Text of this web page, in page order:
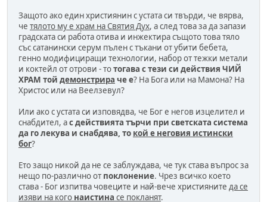
Защото ако един християнин с устата си твърди, че вярва,
че тялото му е храм на Святия Дух, а след това за да запази
градската си работа отива и инжектира същото това тяло
със сатанински серум пълен с тъкани от убити бебета,
генно модифициращи технологии, набор от тежки метали
и коктейл от отрови - тотогава с тези си действия ЧИЙ
ХРАМ той демонстрира че е? На Бога или на Мамона? На
Христос или на Веелзевул?
Или ако с устата си изповядва, че Бог е негов изцелител и
снабдител, ас действията търчи при светската система
да го лекува и снабдява, то кой е неговия истински
бог?
Ето защо никой да не се заблуждава, че тук става въпрос за
нещо по-различно от поклонение. Чрез всичко което
става - Бог изпитва човеците и най-вече християните да се
изяви на кого наистина се покланят.